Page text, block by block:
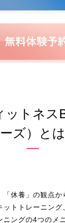
ットネス
ズ）と
「休養」の観点
ットトレーニング
ニングの4つのメ